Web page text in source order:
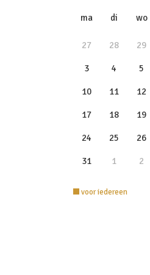
ma di wo
27 28 29
3 4 5
10 11 12
17 18 19
24 25 26
31 1 2
voor iedereen